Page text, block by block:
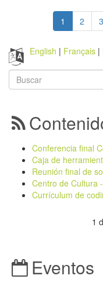
1 2 3
English Français
Formulario
búsqueda
Conferencia final
Caja de
Reunión final de
Centro de Cultura
Currículum de
1
Eventos